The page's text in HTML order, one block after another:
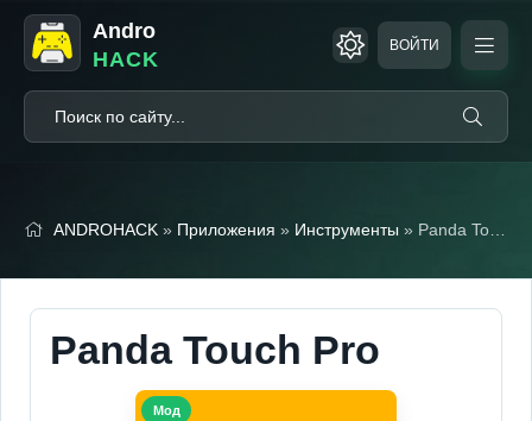
Andro
HACK
ВОЙТИ
ANDROHACK » Приложения » Инструменты » Panda Touch Pro (Мод, Unlocked)
Panda Touch Pro
Мод